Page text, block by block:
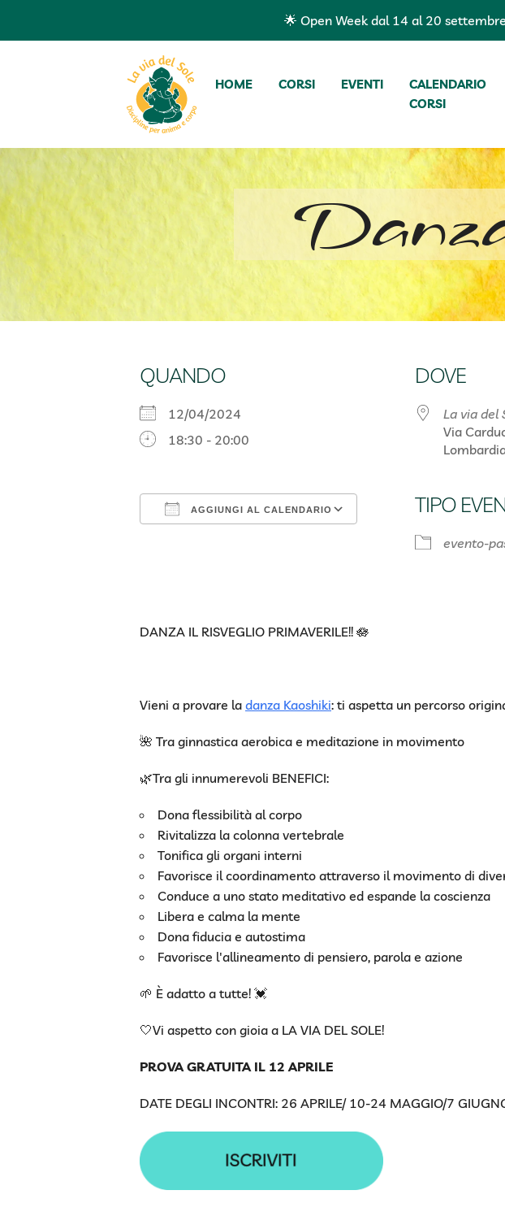
🌟 Open Week dal 14 al 20
HOME CORSI EVENTI
CALENDARIO
CORSI
QUANDO
12/04/2024
18:30 - 20:00
AGGIUNGI AL CALENDARIO
Google Calendar
DOVE
La via del
Via
TIPO
evento-
DANZA IL RISVEGLIO PRIMAVERILE!! 🪷
Vieni a provare la danza Kaoshiki: ti aspetta un percorso
🌺 Tra ginnastica aerobica e meditazione in movimento
🌿Tra gli innumerevoli BENEFICI:
Dona flessibilità al corpo
Rivitalizza la colonna vertebrale
Tonifica gli organi interni
Favorisce il coordinamento attraverso il movimento di
Conduce a uno stato meditativo ed espande la coscienza
Libera e calma la mente
Dona fiducia e autostima
Favorisce l'allineamento di pensiero, parola e azione
🌱 È adatto a tutte! 💓
🤍Vi aspetto con gioia a LA VIA DEL SOLE!
PROVA GRATUITA IL 12 APRILE
DATE DEGLI INCONTRI: 26 APRILE/ 10-24 MAGGIO/7